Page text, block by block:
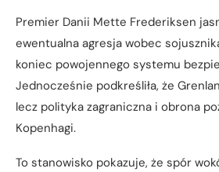
Premier Danii Mette Frederiksen
ewentualna agresja wobec
koniec powojennego systemu
Jednocześnie podkreśliła, że
lecz polityka zagraniczna i obrona
Kopenhagi.
To stanowisko pokazuje, że spór